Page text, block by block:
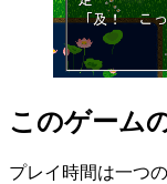
このゲーム
プレイ時間は一つ